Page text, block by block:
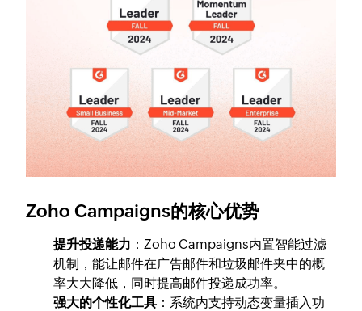
Zoho Campaigns的核心优势
提升投递能力 ：Zoho Campaigns内置智能过滤
机制，能让邮件在广告邮件和垃圾邮件夹中的概
率大大降低，同时提高邮件投递成功率。
强大的个性化工具 ：系统内支持动态变量插入功